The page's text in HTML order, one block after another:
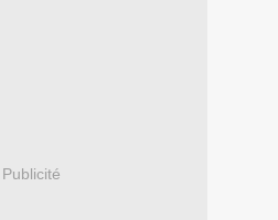
Publicité